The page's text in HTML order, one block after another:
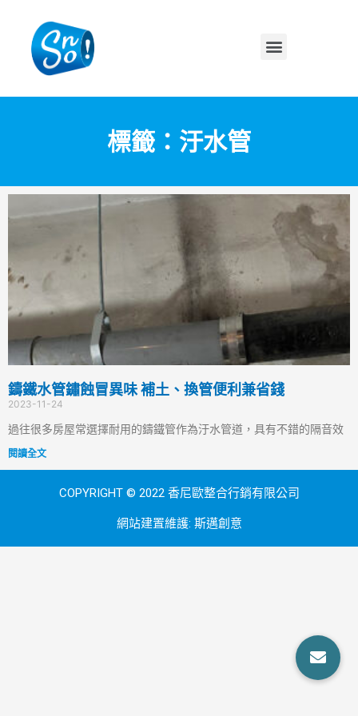
標籤：汙水管
鑄鐵水管鏽蝕冒異味 補土、換管便利兼省錢
2023-11-24
過往很多房屋常選擇耐用的鑄鐵管作為汙水管道，具有不錯的隔音效
閱讀全文
COPYRIGHT © 2022 香尼歐整合行銷有限公司
網站建置維護: 斯邁創意